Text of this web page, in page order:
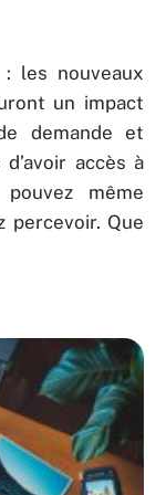
: les nouveaux
un impact
demande et
accès à
même
percevoir. Que